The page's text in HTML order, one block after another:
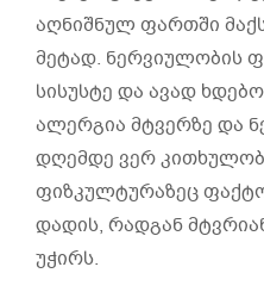
აღნიშნულ ფართში
მეტად. ნერვიულობის
სისუსტე და ავად
ალერგია მტვერზე და
დღემდე ვერ
ფიზკულტურაზეც
დადის, რადგან
უჭირს.